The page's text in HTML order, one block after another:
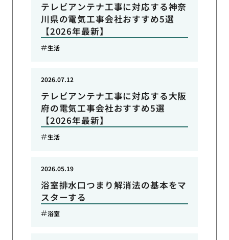
テレビアンテナ工事に対応する神奈
川県の電気工事会社おすすめ5選
【2026年最新】
生活
テレビアンテナ工事に対応する大阪
府の電気工事会社おすすめ5選
【2026年最新】
2026.07.12
生活
浴室排水口つまり解消法の基本をマ
スターする
2026.05.19
浴室